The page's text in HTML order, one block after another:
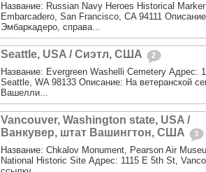
Название: Russian Navy Heroes Historical
Embarcadero, San Francisco, CA 94111
Эмбаркадеро, справа...
Seattle, USA / Сиэтл, США 2
Название: Evergreen Washelli Cemetery Адрес:
Seattle, WA 98133 Описание: На ветеранской
Вашелли...
Vancouver, Washington state, USA /
Ванкувер, штат Вашингтон, США
3
Название: Chkalov Monument, Pearson Air
National Historic Site Адрес: 1115 E 5th St,